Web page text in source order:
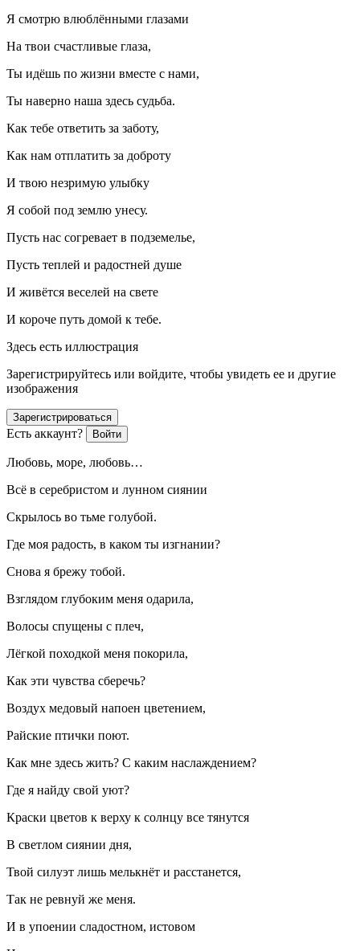
Я смотрю влюблёнными глазами
На твои счастливые глаза,
Ты идёшь по жизни вместе с нами,
Ты наверно наша здесь судьба.
Как тебе ответить за заботу,
Как нам отплатить за доброту
И твою незримую улыбку
Я собой под землю унесу.
Пусть нас согревает в подземелье,
Пусть теплей и радостней душе
И живётся веселей на свете
И короче путь домой к тебе.
Здесь есть иллюстрация
Зарегистрируйтесь или войдите, чтобы увидеть ее и другие
изображения
Зарегистрироваться
Есть аккаунт? Войти
Любовь, море, любовь…
Всё в серебристом и лунном сиянии
Скрылось во тьме голубой.
Где моя радость, в каком ты изгнании?
Снова я брежу тобой.
Взглядом глубоким меня одарила,
Волосы спущены с плеч,
Лёгкой походкой меня покорила,
Как эти чувства сберечь?
Воздух медовый напоен цветением,
Райские птички поют.
Как мне здесь жить? С каким наслаждением?
Где я найду свой уют?
Краски цветов к верху к солнцу все тянутся
В светлом сиянии дня,
Твой силуэт лишь мелькнёт и расстанется,
Так не ревнуй же меня.
И в упоении сладостном, истовом